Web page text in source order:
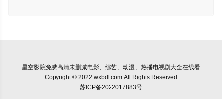
星空影院免费高清未删减电影、综艺、动漫、热播电视剧大全在线看
Copyright © 2022 wxbdl.com All Rights Reserved
苏ICP备2022017883号